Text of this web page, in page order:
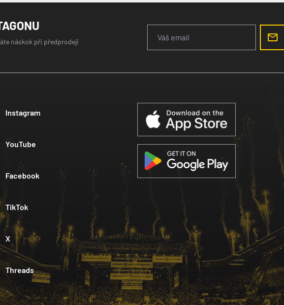
náskok při předprodeji
Instagram
YouTube
Facebook
TikTok
X
Threads